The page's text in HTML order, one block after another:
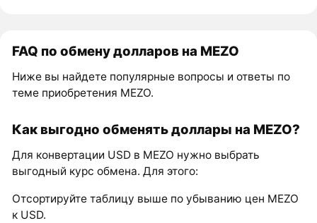
FAQ по обмену долларов на MEZO
Ниже вы найдете популярные вопросы и ответы по
теме приобретения MEZO.
Как выгодно обменять доллары на MEZO?
Для конвертации USD в MEZO нужно выбрать
выгодный курс обмена. Для этого:
Отсортируйте таблицу выше по убыванию цен MEZO
к USD.